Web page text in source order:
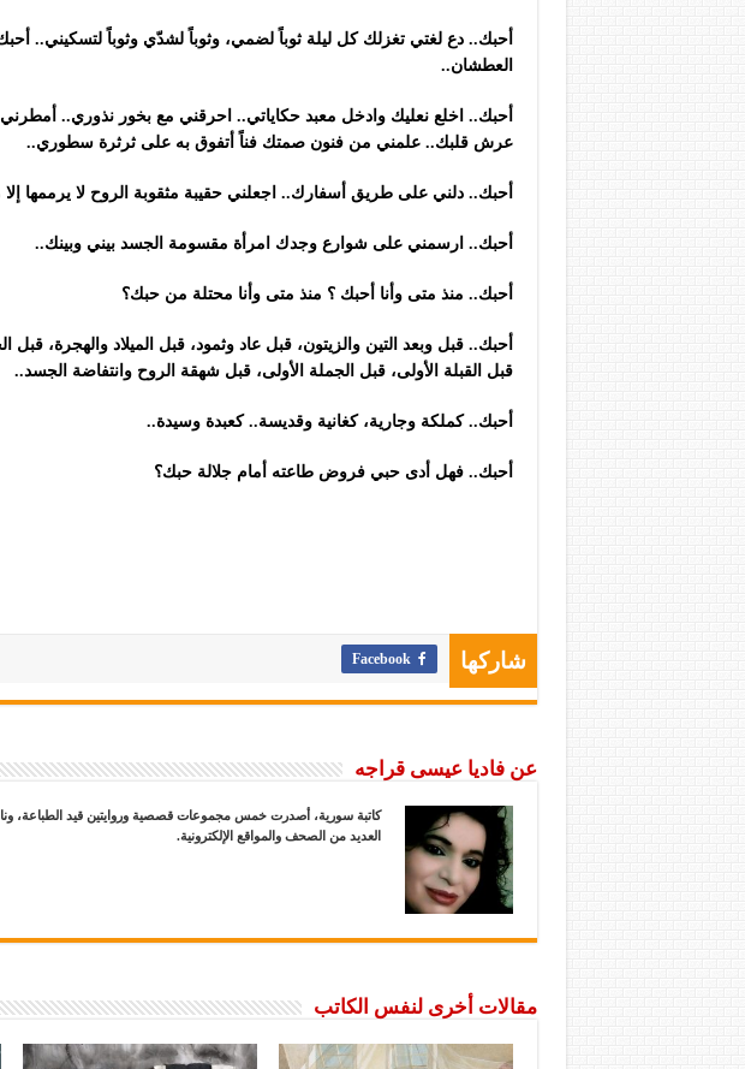
أحبك.. دع لغتي تغزلك كل ليلة ثوباً لضمي، وثوباً لشدّي وثوباً لتسكيني..
العطشان..
أحبك.. اخلع نعليك وادخل معبد حكاياتي.. احرقني مع بخور نذوري..
عرش قلبك.. علمني من فنون صمتك فناً أتفوق به على ثرثرة سطوري..
أحبك.. دلني على طريق أسفارك.. اجعلني حقيبة مثقوبة الروح لا يرممها
أحبك.. ارسمني على شوارع وجدك امرأة مقسومة الجسد بيني وبينك..
أحبك.. منذ متى وأنا أحبك ؟ منذ متى وأنا محتلة من حبك؟
أحبك.. قبل وبعد التين والزيتون، قبل عاد وثمود، قبل الميلاد والهجرة، قبل
قبل القبلة الأولى، قبل الجملة الأولى، قبل شهقة الروح وانتفاضة الجسد..
أحبك.. كملكة وجارية، كغانية وقديسة.. كعبدة وسيدة..
أحبك.. فهل أدى حبي فروض طاعته أمام جلالة حبك؟
شاركها Facebook
عن فاديا عيسى قراجه
كاتبة سورية، أصدرت خمس مجموعات قصصية وروايتين قيد الطباعة،
العديد من الصحف والمواقع الإلكترونية.
مقالات أخرى لنفس الكاتب